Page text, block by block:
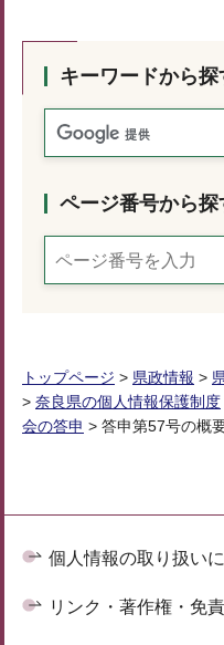
キーワードから探
ページ番号から探
トップページ > 県政情報 >
> 奈良県の個人情報保護制度
会の答申 > 答申第57号の概
個人情報の取り扱い
リンク・著作権・免